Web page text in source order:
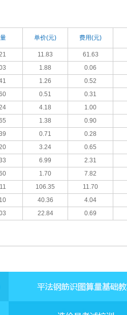
单价(元) 费用(元)
11.83 61.63
1.88 0.06
1.26 0.52
0.51 0.31
4.18 1.00
1.38 0.90
0.71 0.28
3.24 0.65
6.99 2.31
1.70 7.82
106.35 11.70
40.36 4.04
22.84 0.69